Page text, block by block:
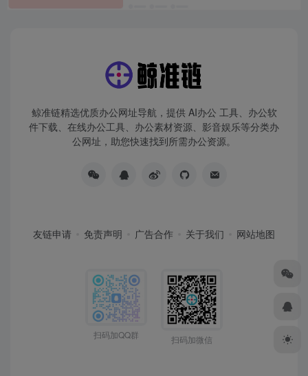
鲸准链精选优质办公网址导航，提供 AI办公 工具、办公软
件下载、在线办公工具、办公素材资源、影音娱乐等分类办
公网址，助您快速找到所需办公资源。
友链申请 免责声明 广告合作 关于我们 网站地图
扫码加QQ群 扫码加微信